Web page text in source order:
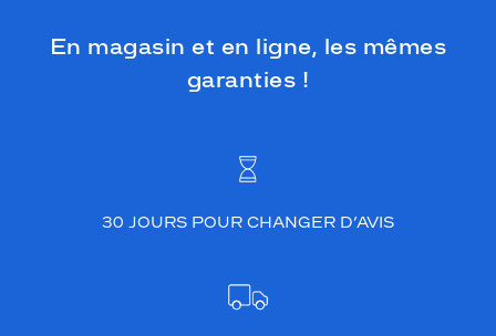
En magasin et en ligne, les mêmes
garanties !
30 JOURS POUR CHANGER D’AVIS